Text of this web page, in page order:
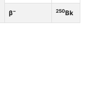
β− 250Bk